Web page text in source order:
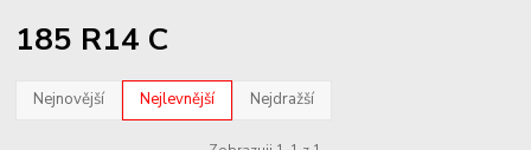
185 R14 C
Nejnovější Nejlevnější Nejdražší